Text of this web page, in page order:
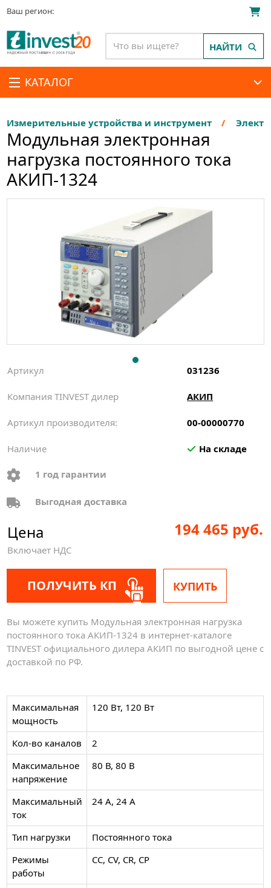
Ваш регион:
КАТАЛОГ
НАЙТИ
Измерительные устройства и инструмент
Модульная электронная
нагрузка постоянного тока
АКИП-1324
Артикул 031236
Компания TINVEST дилер АКИП
Артикул производителя: 00-00000770
Наличие На складе
1 год гарантии
Выгодная доставка
Цена
Включает НДС
194 465 руб.
ПОЛУЧИТЬ КП КУПИТЬ
Вы можете купить Модульная электронная нагрузка
постоянного тока АКИП-1324 в интернет-каталоге
TINVEST официального дилера АКИП по выгодной цене с
доставкой по РФ.
Максимальная
мощность
120 Вт, 120 Вт
Кол-во каналов
2
Максимальное
напряжение
80 В, 80 В
Максимальный
ток
24 А, 24 А
Тип нагрузки
Постоянного тока
Режимы
работы
CC, CV, CR, CP